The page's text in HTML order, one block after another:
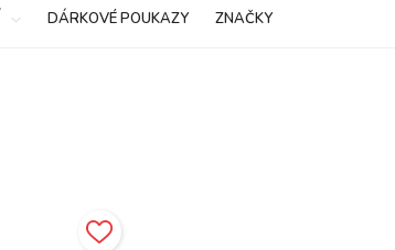
DÁRKOVÉ POUKAZY ZNAČKY